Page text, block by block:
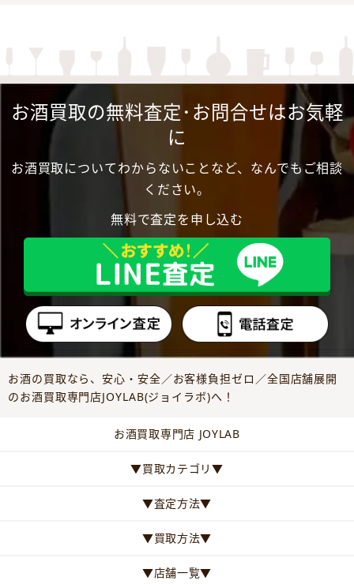
お酒買取の無料査定･お問合せはお気軽
に
お酒買取についてわからないことなど、なんでもご相談
ください。
無料で査定を申し込む
お酒の買取なら、安心・安全／お客様負担ゼロ／全国店舗展開
のお酒買取専門店JOYLAB(ジョイラボ)へ！
お酒買取専門店 JOYLAB
▼買取カテゴリ▼
▼査定方法▼
▼買取方法▼
▼店舗一覧▼